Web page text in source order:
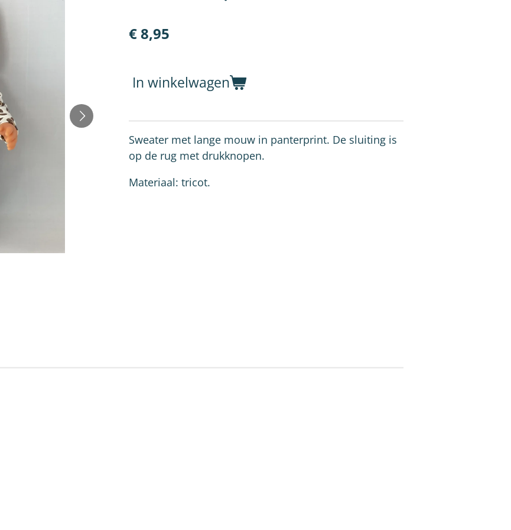
€ 8,95
In winkelwagen
Sweater met lange mouw in panterprint. De sluiting is
op de rug met drukknopen.
Materiaal: tricot.